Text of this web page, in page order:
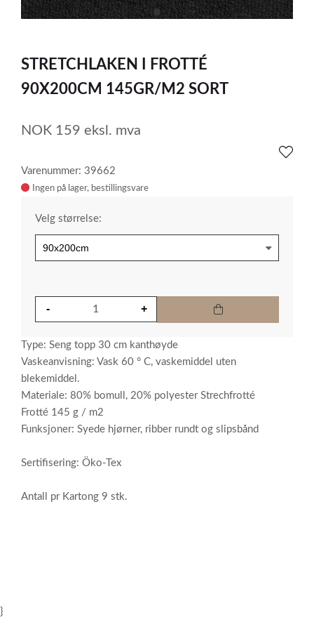
item
of
1
STRETCHLAKEN I FROTTÉ
90X200CM 145GR/M2 SORT
NOK 159 eksl. mva
Varenummer: 39662
Ingen på lager
Velg størrelse:
Type: Seng topp 30 cm kanthøyde
Vaskeanvisning: Vask 60 ° C, vaskemiddel uten
blekemiddel.
Materiale: 80% bomull, 20% polyester Strechfrotté
Frotté 145 g / m2
Funksjoner: Syede hjørner, ribber rundt og slipsbånd
Sertifisering: Öko-Tex
Antall pr Kartong 9 stk.
}